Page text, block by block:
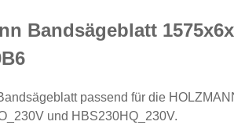
Bandsägeblatt
passend für die
und HBS230HQ_230V.